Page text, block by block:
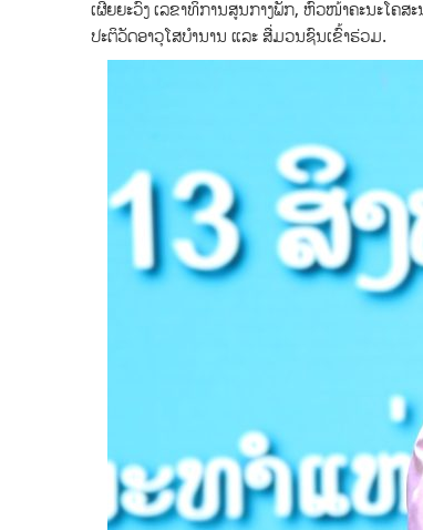
ເຜີຍຍະວົງ ເລຂາທິການສູນກາງພັກ, ຫົວໜ້າຄະນະໂ
ປະຕິວັດອາວຸໂສບຳນານ ແລະ ສື່ມວນຊົນເຂົ້າຮ່ວມ.​